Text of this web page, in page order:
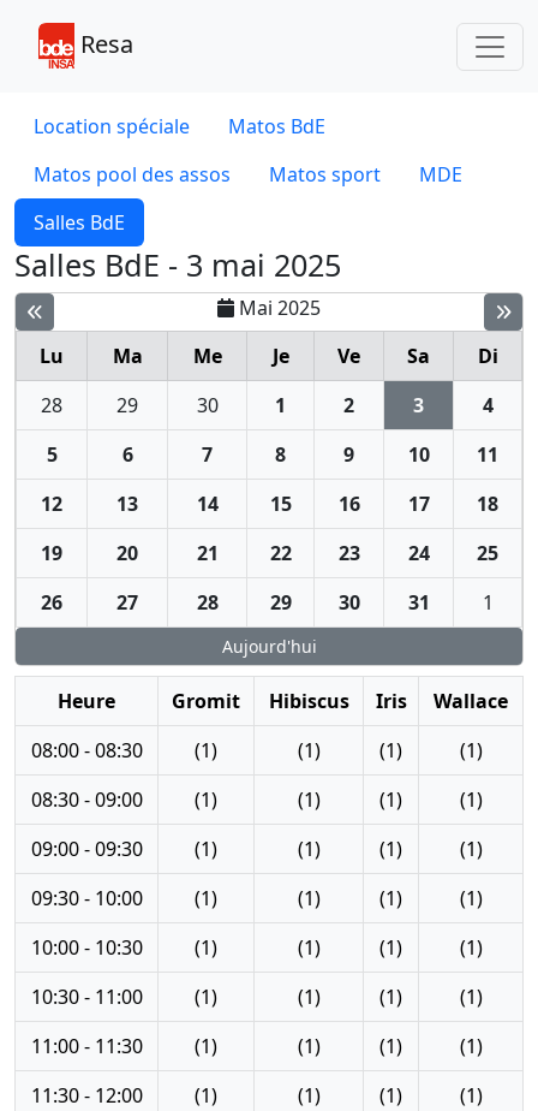
Resa
Location spéciale
Matos BdE
Matos pool des assos
Matos sport
MDE
Salles BdE
Salles BdE - 3 mai 2025
Mai 2025
Lu
Ma Me Je Ve Sa
Di
28
29 30 1 2 3
4
5
6 7 8 9 10
11
12
13 14 15 16 17
18
19
20 21 22 23 24
25
26
27 28 29 30 31 1
Aujourd'hui
Heure Gromit Hibiscus Iris
Wallace
08:00 - 08:30
(1) (1) (1)
(1)
08:30 - 09:00
(1) (1) (1)
(1)
09:00 - 09:30
(1) (1) (1)
(1)
09:30 - 10:00
(1) (1) (1)
(1)
10:00 - 10:30
(1) (1) (1)
(1)
10:30 - 11:00
(1) (1) (1)
(1)
11:00 - 11:30
(1) (1) (1)
(1)
11:30 - 12:00
(1) (1) (1)
(1)